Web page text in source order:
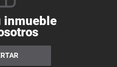
inmueble